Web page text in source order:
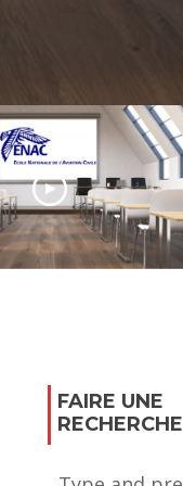
l’aéronautique
FAIRE UNE
RECHERCHE